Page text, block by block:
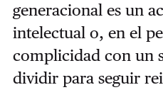
generacional es un
intelectual o, en el
complicidad con un
dividir para seguir